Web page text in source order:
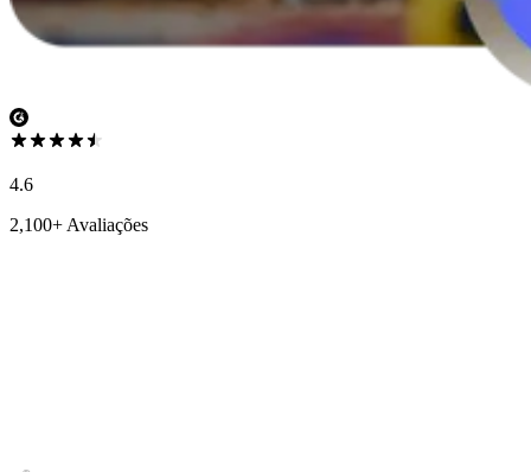
4.6
2,100+ Avaliações